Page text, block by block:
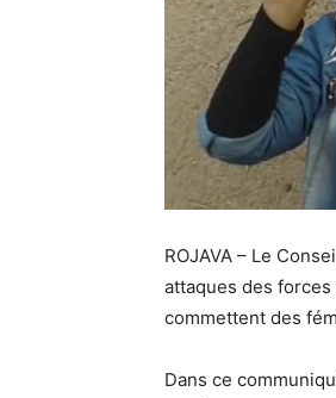
ROJAVA – Le
attaques des
commettent des
Dans ce